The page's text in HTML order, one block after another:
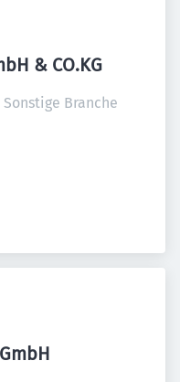
& CO.KG
Sonstige Branche